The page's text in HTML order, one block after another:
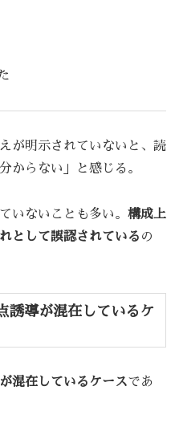
が明示されていないと、読
からない」と感じる。
いないことも多い。 構成上
として誤認されている の
誘導が混在しているケ
混在しているケースであ